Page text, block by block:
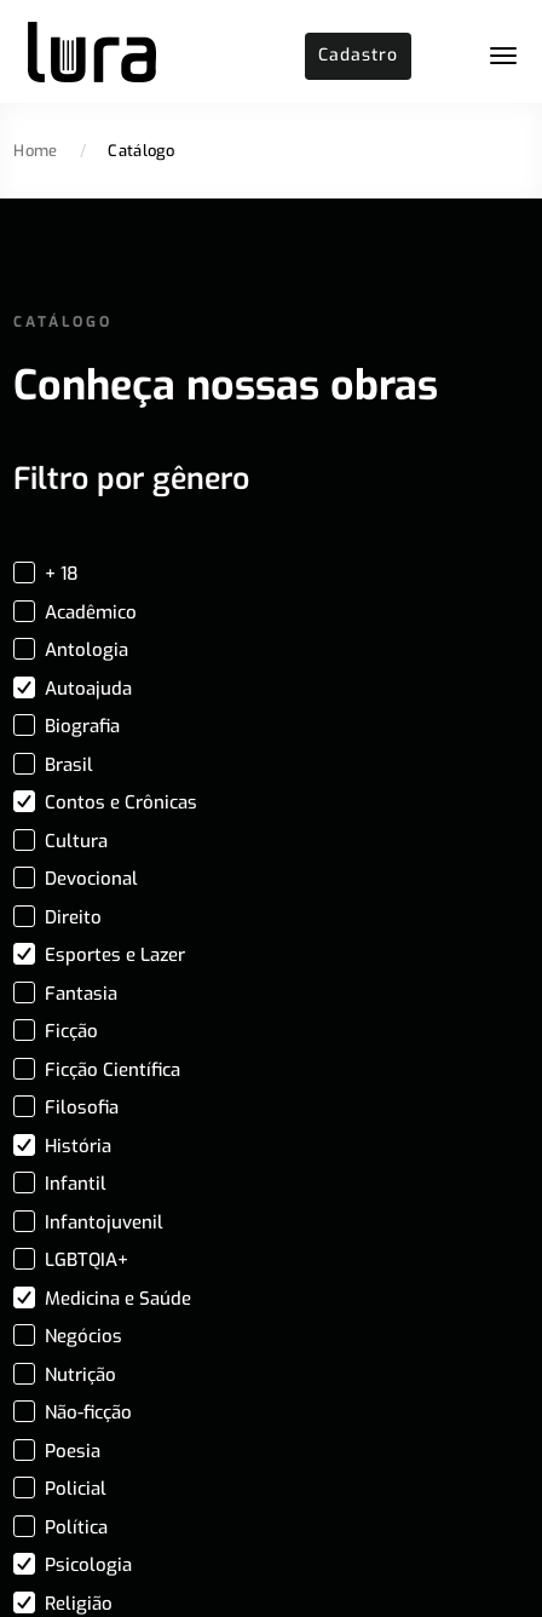
Cadastro
Home / Catálogo
CATÁLOGO
Conheça nossas obras
Filtro por gênero
+ 18
Acadêmico
Antologia
Autoajuda
Biografia
Brasil
Contos e Crônicas
Cultura
Devocional
Direito
Esportes e Lazer
Fantasia
Ficção
Ficção Científica
Filosofia
História
Infantil
Infantojuvenil
LGBTQIA+
Medicina e Saúde
Negócios
Nutrição
Não-ficção
Poesia
Policial
Política
Psicologia
Religião